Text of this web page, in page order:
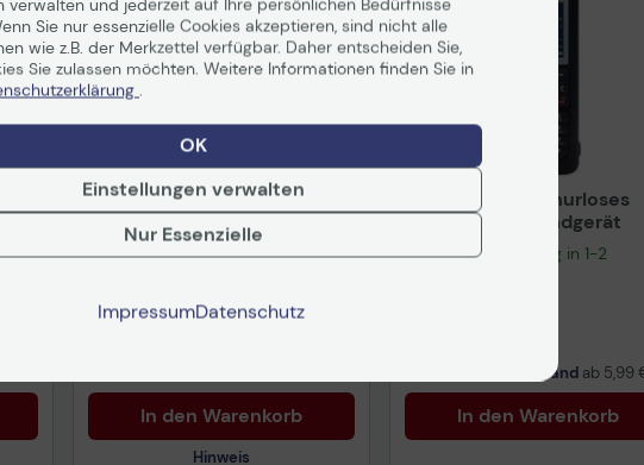
P850W/P855BW
Telekom Speedphone 12
schwarz
Auf Lager: Lieferung in 1-2
In den Warenkorb
Hinweis
Mitel 632dt Schnurloses
Erweiterungshandgerät
Auf Lager : Lieferung in 1-2
Versand ab 5,99
In den Warenkorb
Sie nur essenzielle Cookies akzeptieren, sind nicht alle
wie z.B. der Merkzettel verfügbar. Daher entscheiden Sie,
Sie zulassen möchten. Weitere Informationen finden Sie in
.
OK
Einstellungen verwalten
Nur Essenzielle
ImpressumDatenschutz